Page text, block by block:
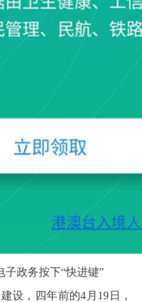
子政务按下“快进键”
设，四年前的4月19日，